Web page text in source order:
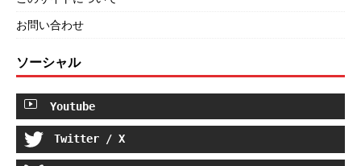
お問い合わせ
ソーシャル
Youtube
Twitter / X